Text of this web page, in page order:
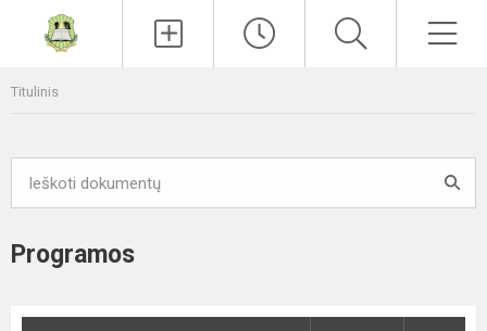
Titulinis
Programos